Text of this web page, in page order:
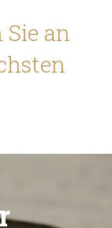
an